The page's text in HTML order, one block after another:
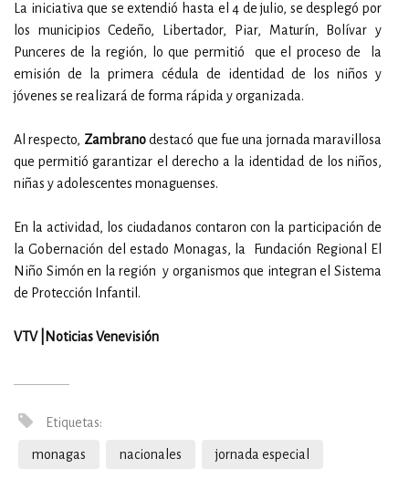
La iniciativa que se extendió hasta el 4 de julio, se desplegó por
los municipios Cedeño, Libertador, Piar, Maturín, Bolívar y
Punceres de la región, lo que permitió que el proceso de la
emisión de la primera cédula de identidad de los niños y
jóvenes se realizará de forma rápida y organizada.
Al respecto, Zambranodestacó que fue una jornada maravillosa
que permitió garantizar el derecho a la identidad de los niños,
niñas y adolescentes monaguenses.
En la actividad, los ciudadanos contaron con la participación de
la Gobernación del estado Monagas, la Fundación Regional El
Niño Simón en la región y organismos que integran el Sistema
de Protección Infantil.
VTV |Noticias Venevisión
Etiquetas:
monagas nacionales jornada especial